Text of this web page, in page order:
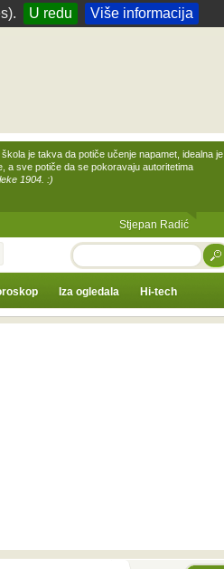
U redu Više informacija
je takva da potiče učenje napamet, idealna je
a sve potiče da se pokoravaju autoritetima
1904. :)
Stjepan Radić
TRAŽI
Iza ogledala Hi-tech